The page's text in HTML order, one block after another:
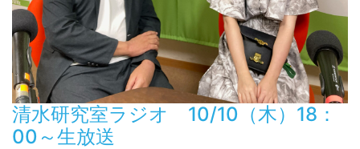
清水研究室ラジオ 10/10（木）18：
00～生放送